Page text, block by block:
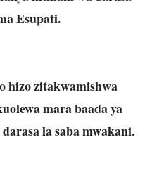
Esupati.
hizo zitakwamishwa
mara baada ya
la saba mwakani.